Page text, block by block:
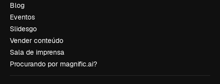
Blog
Eventos
Slidesgo
Vender conteúdo
Sala de imprensa
Procurando por magnific.ai?